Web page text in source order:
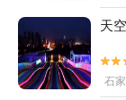
天
石